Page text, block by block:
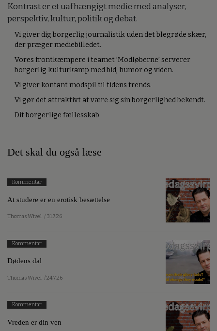
Kontrast er et uafhængigt medie med analyser,
perspektiv, kultur, politik og debat.
Vi giver dig borgerlig journalistik uden det blegrøde skær,
der præger mediebilledet.
Vores frontkæmpere i teamet ’Modløberne’ serverer
borgerlig kulturkamp med bid, humor og viden.
Vi giver kontant modspil til tidens trends.
Vi gør det attraktivt at være sig sin borgerlighed bekendt.
Dit borgerlige fællesskab
Det skal du også læse
Kommentar
At studere er en erotisk besættelse
Thomas Wivel / 31.7.26
Kommentar
Dødens dal
Thomas Wivel / 24.7.26
Kommentar
Vreden er din ven